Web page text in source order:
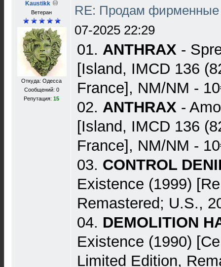
Kaustikk
Ветеран
Откуда: Одесса
Сообщений: 0
Репутация:15
RE: Продам фирменные
07-2025 22:29
01. ANTHRAX -
[Island, IMCD 136
France], NM/NM -
02. ANTHRAX -
[Island, IMCD 136
France], NM/NM -
03. CONTROL
Existence (1999)
Remastered; U.S.,
04. DEMOLITION
Existence (1990)
Limited Edition,